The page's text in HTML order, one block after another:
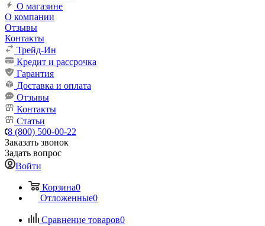
О магазине
О компании
Отзывы
Контакты
Трейд-Ин
Кредит и рассрочка
Гарантия
Доставка и оплата
Отзывы
Контакты
Статьи
8 (800) 500-00-22
Заказать звонок
Задать вопрос
Войти
Корзина0
Отложенные0
Сравнение товаров0